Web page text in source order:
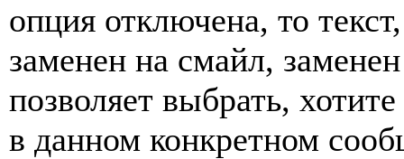
опция отключена, то
заменен на смайл,
позволяет выбрать,
в данном конкретном